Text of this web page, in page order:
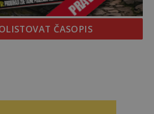
ČASOPIS